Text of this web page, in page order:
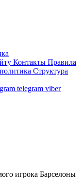
Контакты Правила
Структура
telegram viber
игрока Барселоны